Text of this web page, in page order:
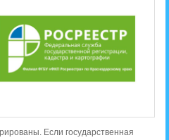
Если государственная